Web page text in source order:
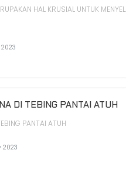
HAL KRUSIAL UNTUK
DI TEBING PANTAI ATUH
PANTAI ATUH
2023